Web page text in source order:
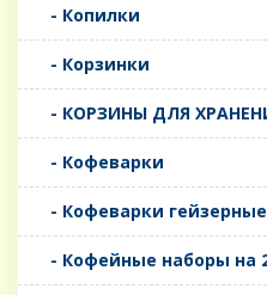
- Копилки
- Корзинки
- КОРЗИНЫ ДЛЯ
- Кофеварки
- Кофеварки гейзерные
- Кофейные наборы на